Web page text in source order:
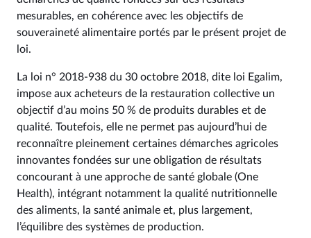
mesurables, en cohérence avec les objectifs de
souveraineté alimentaire portés par le présent projet de
loi.
La loi n° 2018-938 du 30 octobre 2018, dite loi Egalim,
impose aux acheteurs de la restauration collective un
objectif d’au moins 50 % de produits durables et de
qualité. Toutefois, elle ne permet pas aujourd’hui de
reconnaître pleinement certaines démarches agricoles
innovantes fondées sur une obligation de résultats
concourant à une approche de santé globale (One
Health), intégrant notamment la qualité nutritionnelle
des aliments, la santé animale et, plus largement,
l’équilibre des systèmes de production.